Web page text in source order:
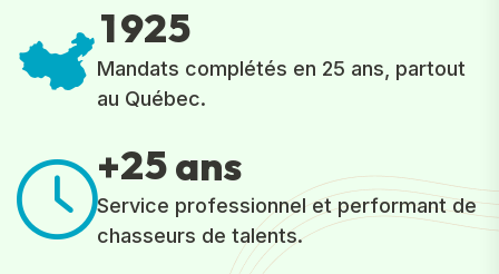
1925
Mandats complétés en 25 ans, partout
au Québec.
+25ans
Service professionnel et performant de
chasseurs de talents.